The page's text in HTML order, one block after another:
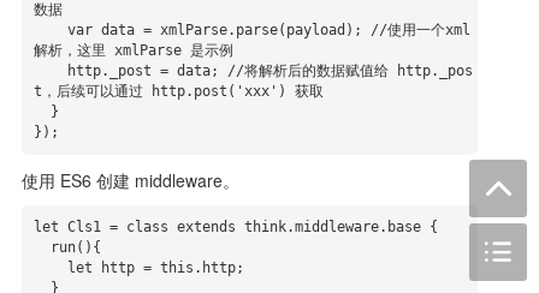
数据
解析，这里 xmlParse 是示例
t，后续可以通过 http.post('xxx') 获取
});
使用 ES6 创建 middleware。
let Cls1 = class extends think.middleware.base {